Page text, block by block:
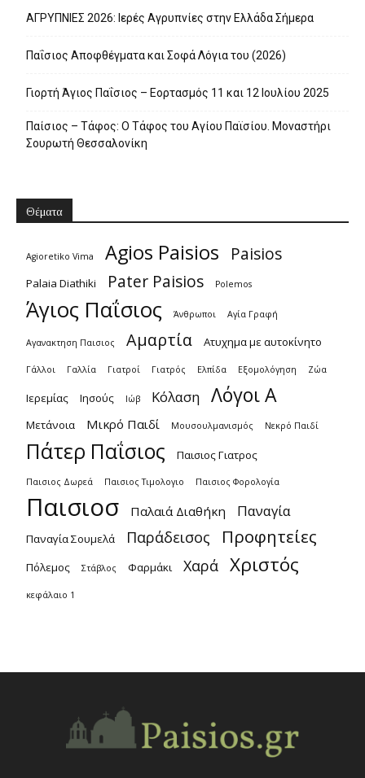
ΑΓΡΥΠΝΙΕΣ 2026: Ιερές Αγρυπνίες στην Ελλάδα Σήμερα
Παΐσιος Αποφθέγματα και Σοφά Λόγια του (2026)
Γιορτή Άγιος Παΐσιος – Εορτασμός 11 και 12 Ιουλίου 2025
Παίσιος – Τάφος: Ο Τάφος του Αγίου Παϊσίου. Μοναστήρι
Σουρωτή Θεσσαλονίκη
Θέματα
Agioretiko Vima Agios Paisios Paisios
Palaia Diathiki Pater Paisios Polemos
Άγιος Παΐσιος Άνθρωποι Αγία Γραφή
Αγανακτηση Παισιος Αμαρτία Ατυχημα με αυτοκίνητο
Γάλλοι Γαλλία Γιατροί Γιατρός Ελπίδα Εξομολόγηση Ζώα
Ιερεμίας Ιησούς Ιώβ Κόλαση Λόγοι Α
Μετάνοια Μικρό Παιδί Μουσουλμανισμός Νεκρό Παιδί
Πάτερ Παΐσιος Παισιος Γιατρος
Παισιος Δωρεά Παισιος Τιμολογιο Παισιος Φορολογία
Παισιοσ Παλαιά Διαθήκη Παναγία
Παναγία Σουμελά Παράδεισος Προφητείες
Πόλεμος Στάβλος Φαρμάκι Χαρά Χριστός
κεφάλαιο 1